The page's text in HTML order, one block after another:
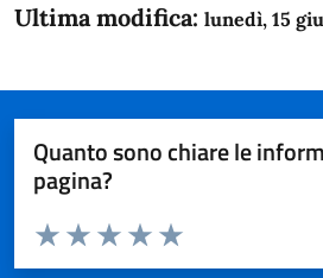
Ultima modifica: lunedì, 15
Quanto sono chiare le
pagina?
Domanda
Valuta da 1 a 5 stelle la pagina
Valuta 5 stelle su 5
Valuta 4 stelle su 5
Valuta 3 stelle su 5
Valuta 2 stelle su 5
Valuta 1 stelle su 5